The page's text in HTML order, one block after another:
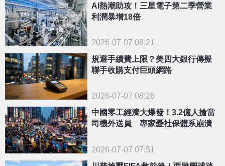
AI熱潮助攻！三星電子第二季營業
利潤暴增18倍
2026-07-07 08:21
規避手續費上限？美四大銀行傳擬
聯手收購支付巨頭網路
2026-07-07 08:26
中國零工經濟大爆發！3.2億人搶當
司機外送員 專家憂社保體系崩潰
2026-07-07 07:51